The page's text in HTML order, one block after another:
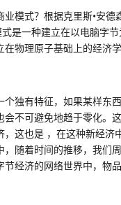
业模式？根据克里斯•安德
式是一种建立在以电脑字
物理原子基础上的经济学
个独有特征，如果某样东
会不可避免地趋于零化。
，这也是 ，在这种新经济
，随着时间的推移，我们
节经济的网络世界中，物